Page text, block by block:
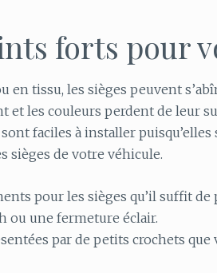
forts pour
en tissu, les sièges peuvent
et les couleurs perdent de leur
faciles à installer
sièges de votre véhicule.
pour les sièges qu’il suffit de
ou une fermeture éclair.
par de petits crochets